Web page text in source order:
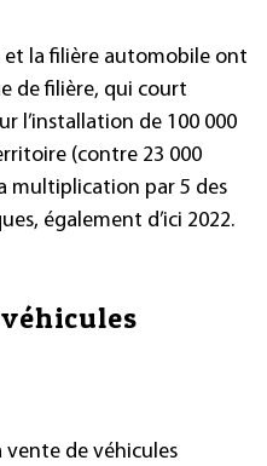
et la filière automobile ont
de filière, qui court
l’installation de 100 000
(contre 23 000
multiplication par 5 des
également d’ici 2022.
vente de véhicules